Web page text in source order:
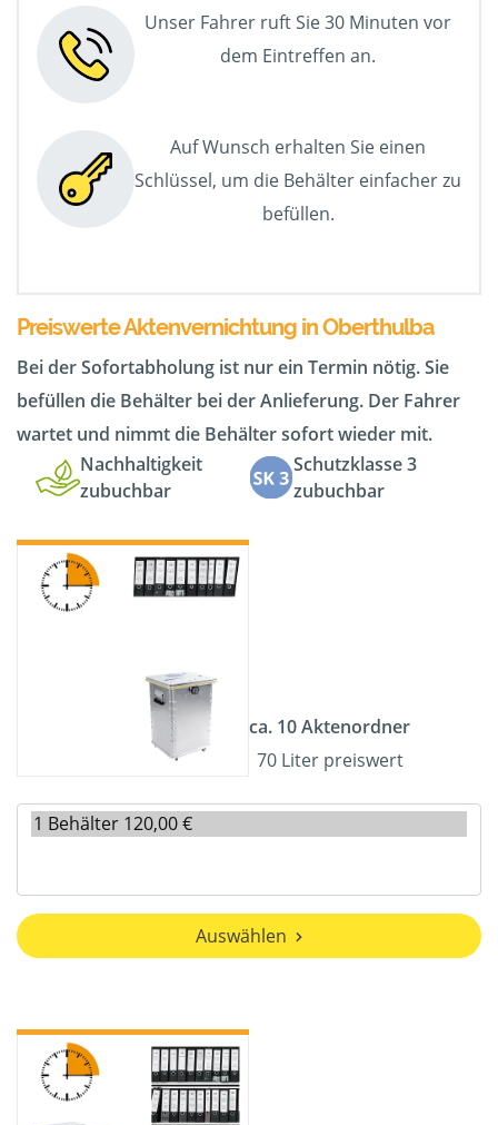
Unser Fahrer ruft Sie 30 Minuten vor
dem Eintreffen an.
Auf Wunsch erhalten Sie einen
Schlüssel, um die Behälter einfacher zu
befüllen.
Preiswerte Aktenvernichtung in Oberthulba
Bei der Sofortabholung ist nur ein Termin nötig. Sie
befüllen die Behälter bei der Anlieferung. Der Fahrer
wartet und nimmt die Behälter sofort wieder mit.
Nachhaltigkeit
zubuchbar
Schutzklasse 3
zubuchbar
ca. 10 Aktenordner
70 Liter preiswert
Auswählen